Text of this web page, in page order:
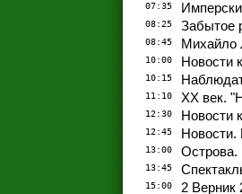
07:35
08:25 Забытое
08:45 Михайло
10:00 Новости
10:15
11:10 ХХ век.
12:30 Новости
12:45 Новости.
13:00 Острова.
13:45
15:00 2 Верник